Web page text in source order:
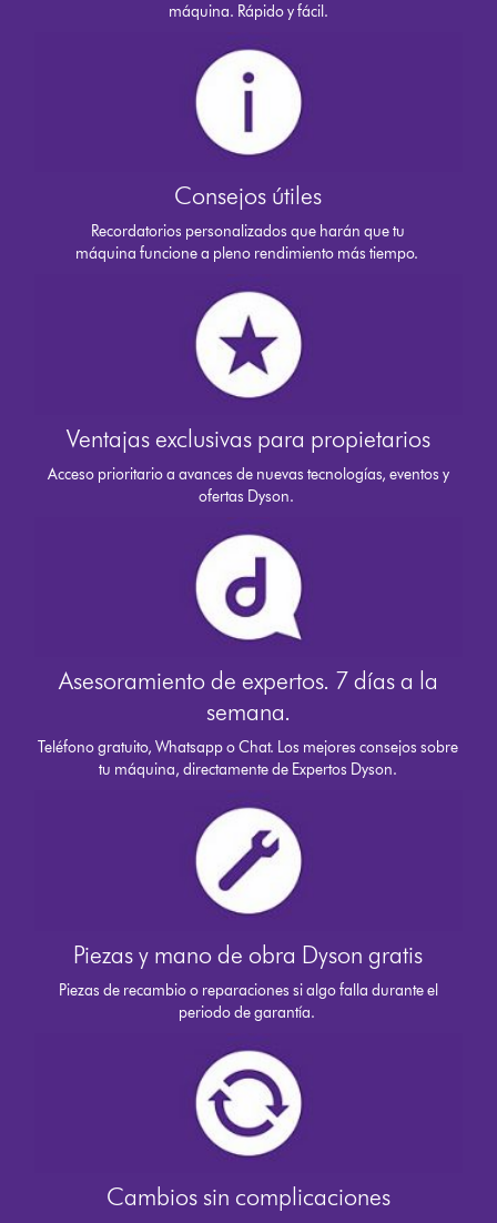
máquina. Rápido y fácil.
Consejos útiles
Recordatorios personalizados que harán que tu
máquina funcione a pleno rendimiento más tiempo.
Ventajas exclusivas para propietarios
Acceso prioritario a avances de nuevas tecnologías, eventos y
ofertas Dyson.
Asesoramiento de expertos. 7 días a la
semana.
Teléfono gratuito, Whatsapp o Chat. Los mejores consejos sobre
tu máquina, directamente de Expertos Dyson.
Piezas y mano de obra Dyson gratis
Piezas de recambio o reparaciones si algo falla durante el
periodo de garantía.
Cambios sin complicaciones